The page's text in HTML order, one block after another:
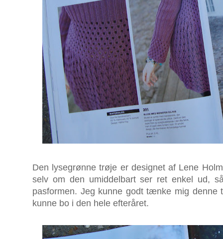
Den lysegrønne trøje er designet af Lene
selv om den umiddelbart ser ret enkel ud,
pasformen. Jeg kunne godt tænke mig denne
kunne bo i den hele efteråret.